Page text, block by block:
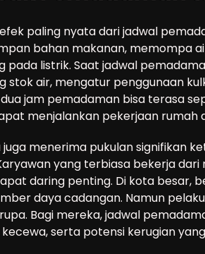
paling nyata dari jadwal
bahan makanan, memompa
pada listrik. Saat jadwal
stok air, mengatur penggunaan
jam pemadaman bisa terasa
menjalankan pekerjaan rumah
juga menerima pukulan signifikan
yang terbiasa bekerja
daring penting. Di kota besar,
daya cadangan. Namun
Bagi mereka, jadwal
serta potensi kerugian